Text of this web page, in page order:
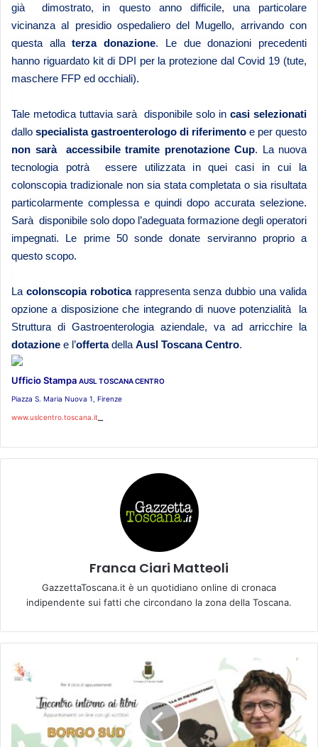
giàdimostrato, in questo anno difficile, una particolare
vicinanza al
presidio ospedaliero del Mugello, arrivando con
questa allaterza donazione.
Le due donazioni precedenti
hanno riguardato kit di DPI per la protezione dal Covid 19 (tute,
maschere FFP ed occhiali).
Tale metodica tuttavia sarà disponibile solo in casi selezionati
dallo specialista gastroenterologo di riferimento e per questo
non sarà accessibile tramite prenotazione Cup.
La nuova
tecnologia potrà essere utilizzata in quei casi in cui la
colonscopia tradizionale non sia stata completata o sia risultata
particolarmente complessa e quindi dopo accurata selezione.
Sarà disponibile solo dopo l’adeguata formazione degli operatori
impegnati. Le prime 50 sonde donate serviranno proprio a
questo scopo.
La colonscopia roboticarappresenta senza dubbio una valida
opzione a disposizione che integrando di nuove potenzialità la
Struttura di Gastroenterologia aziendale, va ad arricchire la
dotazione e l’offertadella Ausl Toscana Centro.
Ufficio Stampa AUSL TOSCANA CENTRO
Piazza S. Maria Nuova 1, Firenze
www.uslcentro.toscana.it
Franca Ciari Matteoli
GazzettaToscana.it è un quotidiano online di cronaca
indipendente sui fatti che circondano la zona della Toscana.
n